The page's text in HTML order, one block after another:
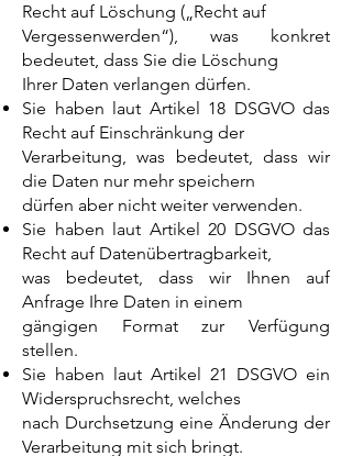
Recht auf Löschung („Recht auf
Vergessenwerden“), was konkret
bedeutet, dass Sie die Löschung
Ihrer Daten verlangen dürfen.
Sie haben laut Artikel 18 DSGVO das
Recht auf Einschränkung der
Verarbeitung, was bedeutet, dass wir
die Daten nur mehr speichern
dürfen aber nicht weiter verwenden.
Sie haben laut Artikel 20 DSGVO das
Recht auf Datenübertragbarkeit,
was bedeutet, dass wir Ihnen auf
Anfrage Ihre Daten in einem
gängigen Format zur Verfügung
stellen.
Sie haben laut Artikel 21 DSGVO ein
Widerspruchsrecht, welches
nach Durchsetzung eine Änderung der
Verarbeitung mit sich bringt.